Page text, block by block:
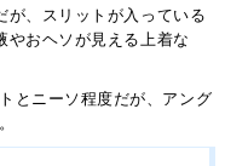
が、スリットが入っている
やおヘソが見える上着な
とニーソ程度だが、アング